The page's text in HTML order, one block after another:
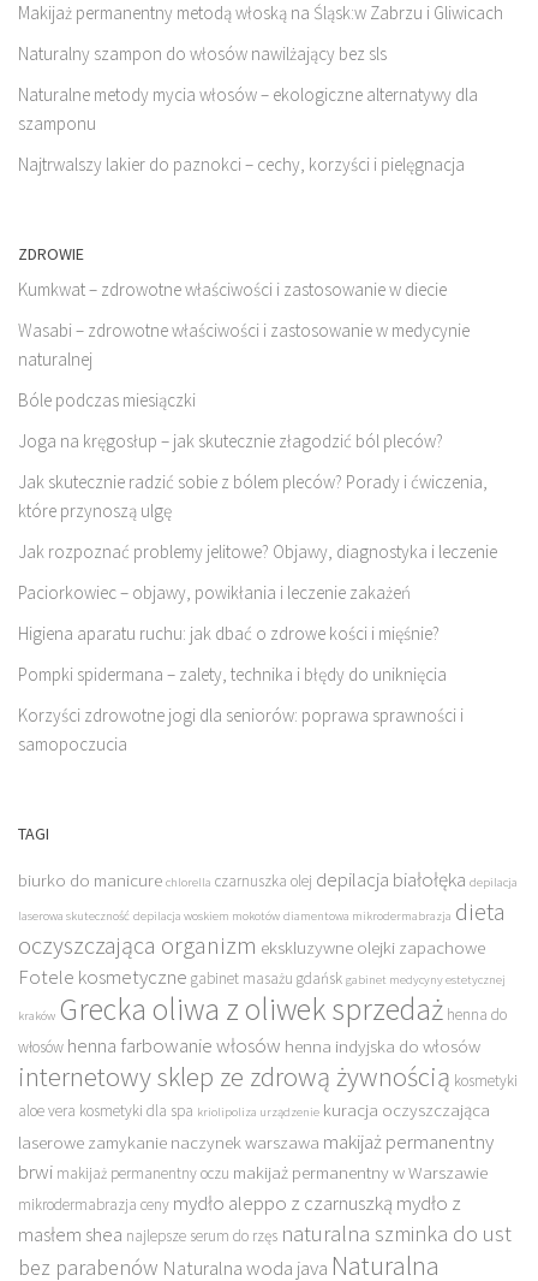
Makijaż permanentny metodą włoską na Śląsk:w Zabrzu i Gliwicach
Naturalny szampon do włosów nawilżający bez sls
Naturalne metody mycia włosów – ekologiczne alternatywy dla
szamponu
Najtrwalszy lakier do paznokci – cechy, korzyści i pielęgnacja
ZDROWIE
Kumkwat – zdrowotne właściwości i zastosowanie w diecie
Wasabi – zdrowotne właściwości i zastosowanie w medycynie
naturalnej
Bóle podczas miesiączki
Joga na kręgosłup – jak skutecznie złagodzić ból pleców?
Jak skutecznie radzić sobie z bólem pleców? Porady i ćwiczenia,
które przynoszą ulgę
Jak rozpoznać problemy jelitowe? Objawy, diagnostyka i leczenie
Paciorkowiec – objawy, powikłania i leczenie zakażeń
Higiena aparatu ruchu: jak dbać o zdrowe kości i mięśnie?
Pompki spidermana – zalety, technika i błędy do uniknięcia
Korzyści zdrowotne jogi dla seniorów: poprawa sprawności i
samopoczucia
TAGI
biurko do manicure chlorella czarnuszka olej depilacja białołęka depilacja
laserowa skuteczność depilacja woskiem mokotów diamentowa mikrodermabrazja dieta
oczyszczająca organizm ekskluzywne olejki zapachowe
Fotele kosmetyczne gabinet masażu gdańsk gabinet medycyny estetycznej
kraków Grecka oliwa z oliwek sprzedaż henna do
włosów henna farbowanie włosów henna indyjska do włosów
internetowy sklep ze zdrową żywnością kosmetyki
aloe vera kosmetyki dla spa kriolipoliza urządzenie kuracja oczyszczająca
laserowe zamykanie naczynek warszawa makijaż permanentny
brwi makijaż permanentny oczu makijaż permanentny w Warszawie
mikrodermabrazja ceny mydło aleppo z czarnuszką mydło z
masłem shea najlepsze serum do rzęs naturalna szminka do ust
bez parabenów Naturalna woda java Naturalna